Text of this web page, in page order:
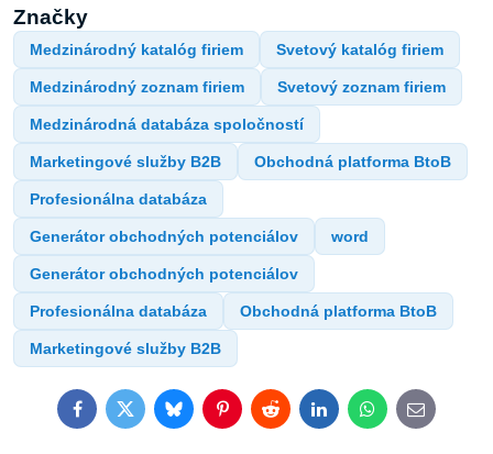
Značky
Medzinárodný katalóg firiem Svetový katalóg firiem
Medzinárodný zoznam firiem Svetový zoznam firiem
Medzinárodná databáza spoločností
Marketingové služby B2B Obchodná platforma BtoB
Profesionálna databáza
Generátor obchodných potenciálov word
Generátor obchodných potenciálov
Profesionálna databáza Obchodná platforma BtoB
Marketingové služby B2B
FacebookTwitterBlueskyPinterestRedditLinkedInWhatsApp
E-
mail